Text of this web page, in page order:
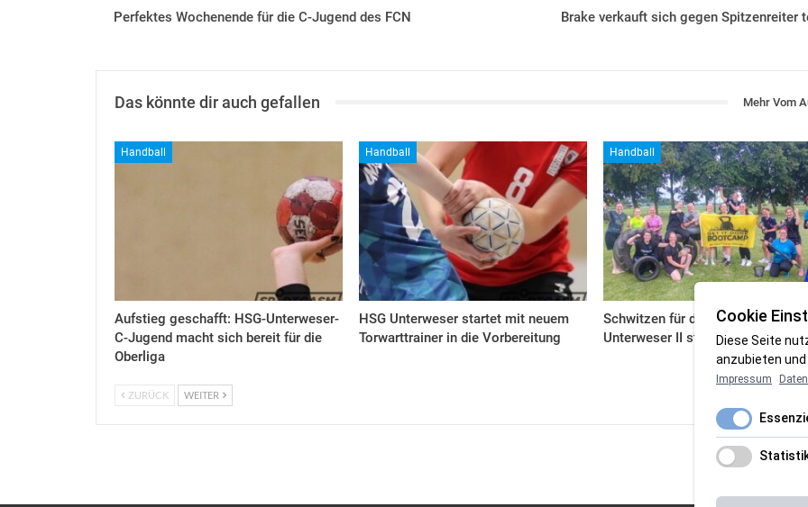
Perfektes Wochenende für die C-Jugend des FCN Brake verkauft sich gegen Spitzenreiter
Das könnte dir auch gefallen Mehr Vom
Handball
Aufstieg geschafft: HSG-Unterweser-
C-Jugend macht sich bereit für die
Oberliga
Handball
HSG Unterweser startet mit neuem
Torwarttrainer in die Vorbereitung
Handball
Schwitzen für die Top drei: HSG
Unterweser II startet durch
ZURÜCK WEITER
Cookie
Diese Seite
anzubieten
Impressum